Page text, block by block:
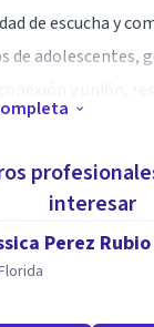
de escucha y
de adolescentes,
Soy apasionada de
y adultos
interesar
Perez Rubio